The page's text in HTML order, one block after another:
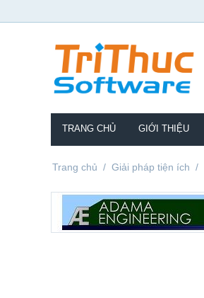
TRANG CHỦ GIỚI THIỆU
Trang chủ / Giải pháp tiện ích /